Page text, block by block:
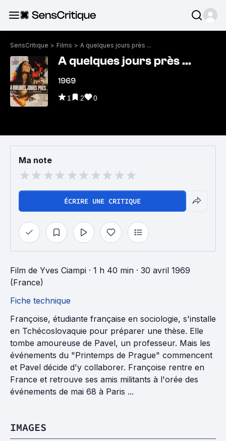
SensCritique > Films > A quelques jours près ...
A quelques jours près ...
1969
1 2 0
Ma note
ÉCRIRE UNE CRITIQUE
Film de Yves Ciampi · 1 h 40 min · 30 avril 1969
(France)
Fiche technique
Françoise, étudiante française en sociologie, s'installe
en Tchécoslovaquie pour préparer une thèse. Elle
tombe amoureuse de Pavel, un professeur. Mais les
événements du "Printemps de Prague" commencent
et Pavel décide d'y collaborer. Françoise rentre en
France et retrouve ses amis militants à l'orée des
événements de mai 68 à Paris ...
IMAGES